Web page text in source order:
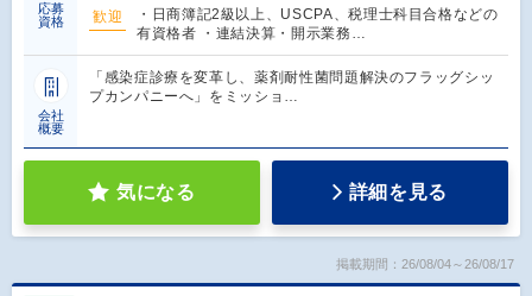
応募
資格
歓迎
・日商簿記2級以上、USCPA、税理士科目合格などの
有資格者 ・連結決算・開示業務…
会社
概要
「感染症診療を変革し、薬剤耐性菌問題解決のフラッグシッ
プカンパニーへ」をミッショ…
気になる 詳細を見る
掲載期間：26/08/04～26/08/17